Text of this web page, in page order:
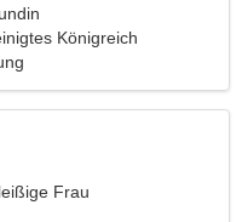
Königreich
Frau